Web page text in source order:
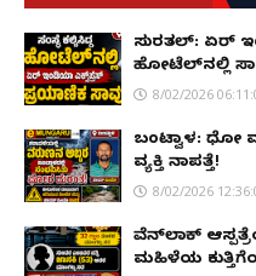
ಸುರತ್ಕಲ್: ಏರ್
ಹೋಟೆಲ್‌ನಲ್ಲಿ
8/02/2026
ಬಂಟ್ವಾಳ: ಧೋ
ವ್ಯಕ್ತಿ ನಾಪತ್ತೆ!
8/02/2026
ವೆನ್‌ಲಾಕ್
ಮಹಿಳೆಯ